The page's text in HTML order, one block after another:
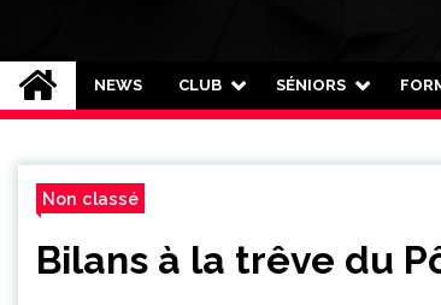
Toulouse Nord
Plus qu'un club, une famille !
NEWS CLUB SÉNIORS
Non classé
Bilans à la trêve du